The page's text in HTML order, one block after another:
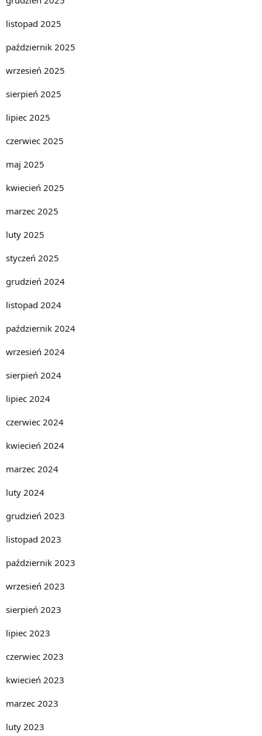
listopad 2025
październik 2025
wrzesień 2025
sierpień 2025
lipiec 2025
czerwiec 2025
maj 2025
kwiecień 2025
marzec 2025
luty 2025
styczeń 2025
grudzień 2024
listopad 2024
październik 2024
wrzesień 2024
sierpień 2024
lipiec 2024
czerwiec 2024
kwiecień 2024
marzec 2024
luty 2024
grudzień 2023
listopad 2023
październik 2023
wrzesień 2023
sierpień 2023
lipiec 2023
czerwiec 2023
kwiecień 2023
marzec 2023
luty 2023